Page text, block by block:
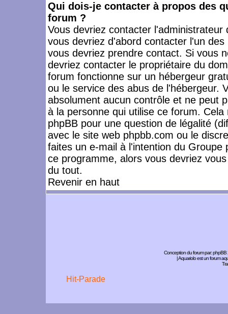
Qui dois-je contacter à propos des
forum ?
Vous devriez contacter
vous devriez d'abord contacter l'un
vous devriez prendre contact. Si vous
devriez contacter le propriétaire du
forum fonctionne sur un hébergeur
ou le service des abus de l'hébergeur.
absolument aucun contrôle et ne peut
à la personne qui utilise ce forum.
phpBB pour une question de légalité
avec le site web phpbb.com ou le
faites un e-mail à l'intention du
ce programme, alors vous devriez
du tout.
Revenir en haut
Conception du forum par:phpBB
| Aquariolo est un forum